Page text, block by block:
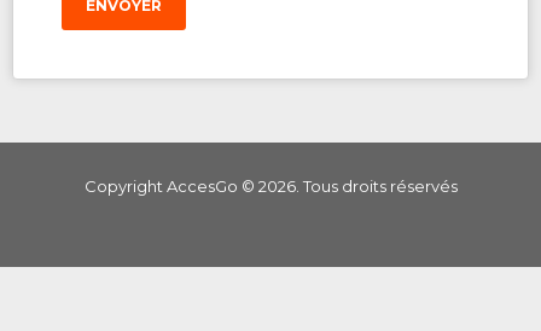
ENVOYER
Copyright AccesGo © 2026. Tous droits réservés